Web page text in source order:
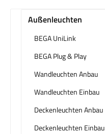
Außenleuchten
BEGA UniLink
BEGA Plug & Play
Wandleuchten Anbau
Wandleuchten Einbau
Deckenleuchten Anbau
Deckenleuchten Einbau